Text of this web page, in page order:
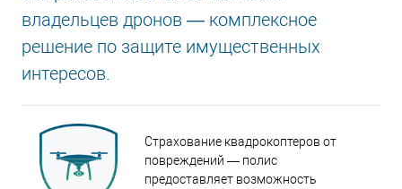
владельцев дронов — комплексное
решение по защите имущественных
интересов.
Страхование квадрокоптеров от
повреждений — полис
предоставляет возможность